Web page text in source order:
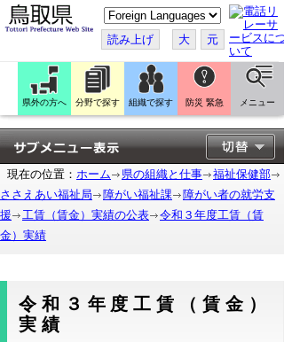
こ
の
ペ
ー
ジ
翻
訳
す
る
読み上げ 大 元
県外の方へ 分野で探す 組織で探す 防災 緊急 メニュー
現在の位置： ホーム 県の組織と仕事
福祉保健部
ささえあい福祉局
障がい福祉課
障がい者の就労支
援
工賃（賃金）実績の公表
令和３年度工賃（賃
金）実績
令和３年度工賃（賃金）
実績